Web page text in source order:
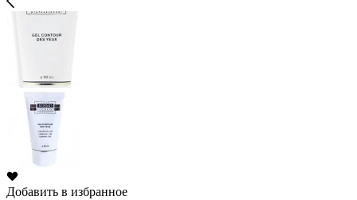
Добавить в избранное